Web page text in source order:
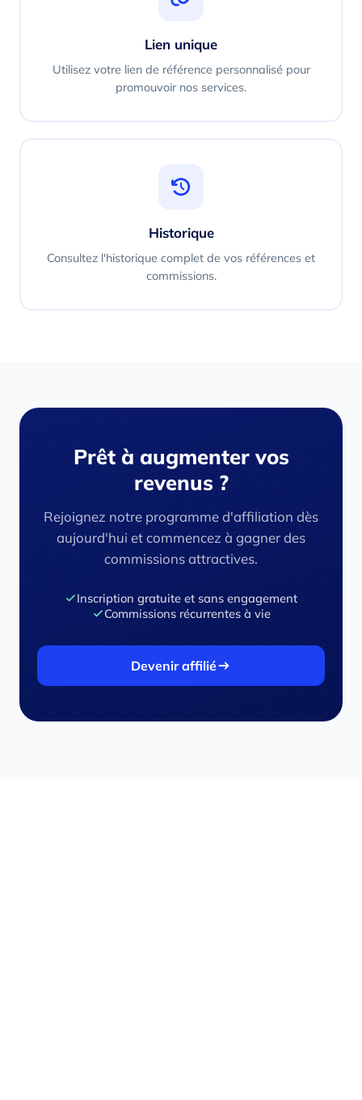
Lien unique
Utilisez votre lien de référence personnalisé pour
promouvoir nos services.
Historique
Consultez l'historique complet de vos références et
commissions.
Prêt à augmenter vos
revenus ?
Rejoignez notre programme d'affiliation dès
aujourd'hui et commencez à gagner des
commissions attractives.
Inscription gratuite et sans engagement
Commissions récurrentes à vie
Devenir affilié